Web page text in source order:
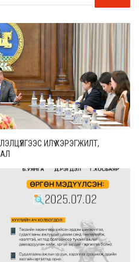
ИЛҮҮ ХЭРЭГЖИЛТ,